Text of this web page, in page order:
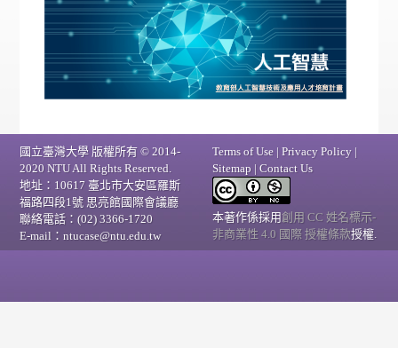
國立臺灣大學 版權所有 © 2014-
2020 NTU All Rights Reserved.
地址：10617 臺北市大安區羅斯
福路四段1號 思亮館國際會議廳
聯絡電話：(02) 3366-1720
E-mail：ntucase@ntu.edu.tw
Terms of Use | Privacy Policy |
Sitemap | Contact Us
本著作係採用創用 CC 姓名標示-
非商業性 4.0 國際 授權條款授權.